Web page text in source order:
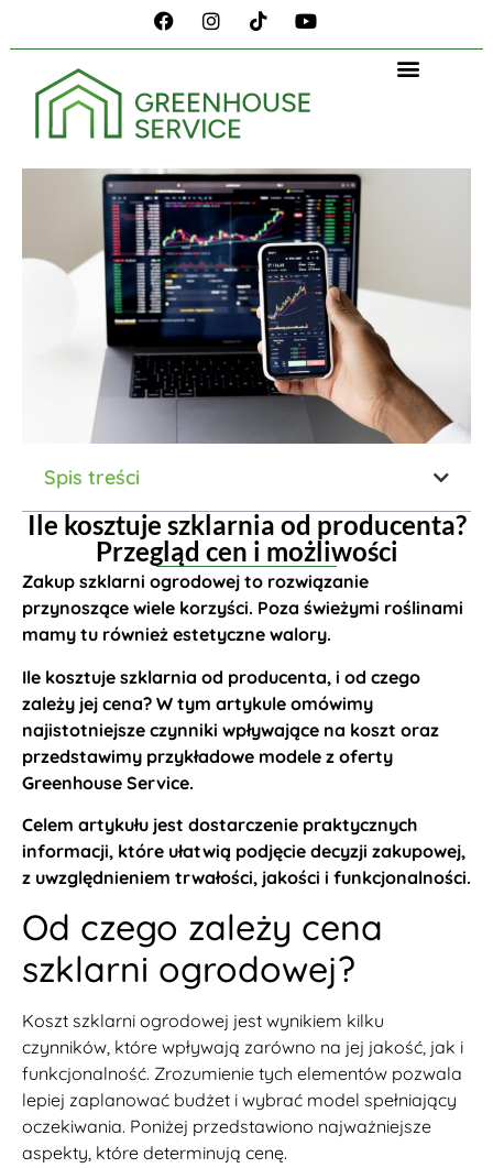
Spis treści
Ile kosztuje szklarnia od producenta?
Przegląd cen i możliwości
Zakup szklarni ogrodowej to rozwiązanie
przynoszące wiele korzyści. Poza świeżymi roślinami
mamy tu również estetyczne walory.
Ile kosztuje szklarnia od producenta, i od czego
zależy jej cena? W tym artykule omówimy
najistotniejsze czynniki wpływające na koszt oraz
przedstawimy przykładowe modele z oferty
Greenhouse Service.
Celem artykułu jest dostarczenie praktycznych
informacji, które ułatwią podjęcie decyzji zakupowej,
z uwzględnieniem trwałości, jakości i funkcjonalności.
Od czego zależy cena
szklarni ogrodowej?
Koszt szklarni ogrodowej jest wynikiem kilku
czynników, które wpływają zarówno na jej jakość, jak i
funkcjonalność. Zrozumienie tych elementów pozwala
lepiej zaplanować budżet i wybrać model spełniający
oczekiwania. Poniżej przedstawiono najważniejsze
aspekty, które determinują cenę.